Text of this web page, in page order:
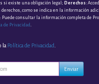
si existe una obligación legal; Derechos:
como se indica en la información
: Puede consultar la información completa de
de Privacidad.
la Política de Privacidad.
Enviar